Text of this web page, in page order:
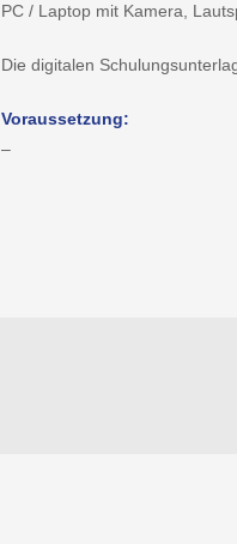
PC / Laptop mit Kamera,
Die digitalen
Voraussetzung:
–